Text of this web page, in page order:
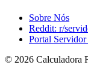
Sobre Nós
Reddit: r/
Portal
© 2026 Calculadora